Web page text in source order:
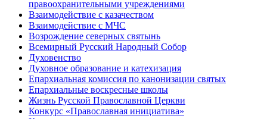
правоохранительными учреждениями
Взаимодействие с казачеством
Взаимодействие с МЧС
Возрождение северных святынь
Всемирный Русский Народный Собор
Духовенство
Духовное образование и катехизация
Епархиальная комиссия по канонизации святых
Епархиальные воскресные школы
Жизнь Русской Православной Церкви
Конкурс «Православная инициатива»